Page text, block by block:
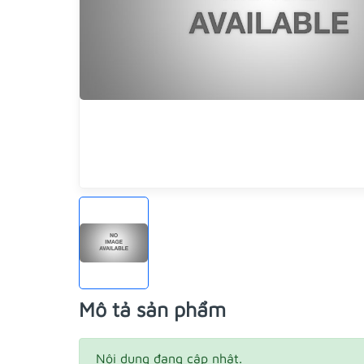
Mô tả sản phẩm
Nội dung đang cập nhật.